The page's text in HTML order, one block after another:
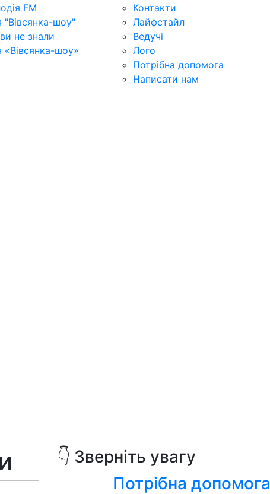
FM
шоу"
не знали
шоу»
Контакти
Лайфстайл
Ведучі
Лого
Потрібна допомога
Написати нам
👇 Зверніть увагу
Потрібна допомога